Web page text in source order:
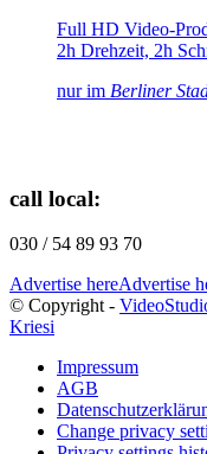
Full HD Video-
2h Drehzeit, 2h
nur im Berliner
call local:
030 / 54 89 93 70
Advertise hereAdvertise
© Copyright -
Kriesi
Impressum
AGB
Change privacy